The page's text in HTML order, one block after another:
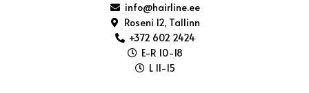
info@hairline.ee
Roseni 12, Tallinn
+372 602 2424
E-R 10-18
L 11-15